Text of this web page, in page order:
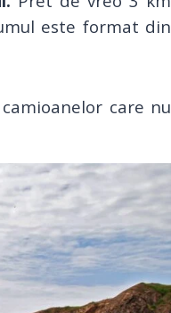
este format din
care nu